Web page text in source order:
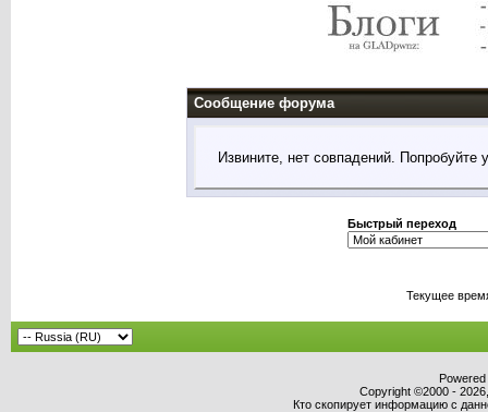
Сообщение форума
Извините, нет совпадений. Попробуйте
Быстрый переход
Текущее
Copyright ©2000 -
Кто скопирует информацию с